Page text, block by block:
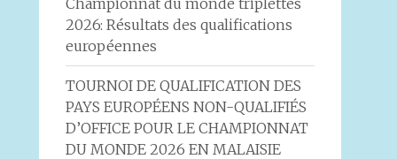
Championnat du monde triplettes
2026: Résultats des qualifications
européennes
TOURNOI DE QUALIFICATION DES
PAYS EUROPÉENS NON-QUALIFIÉS
D’OFFICE POUR LE CHAMPIONNAT
DU MONDE 2026 EN MALAISIE